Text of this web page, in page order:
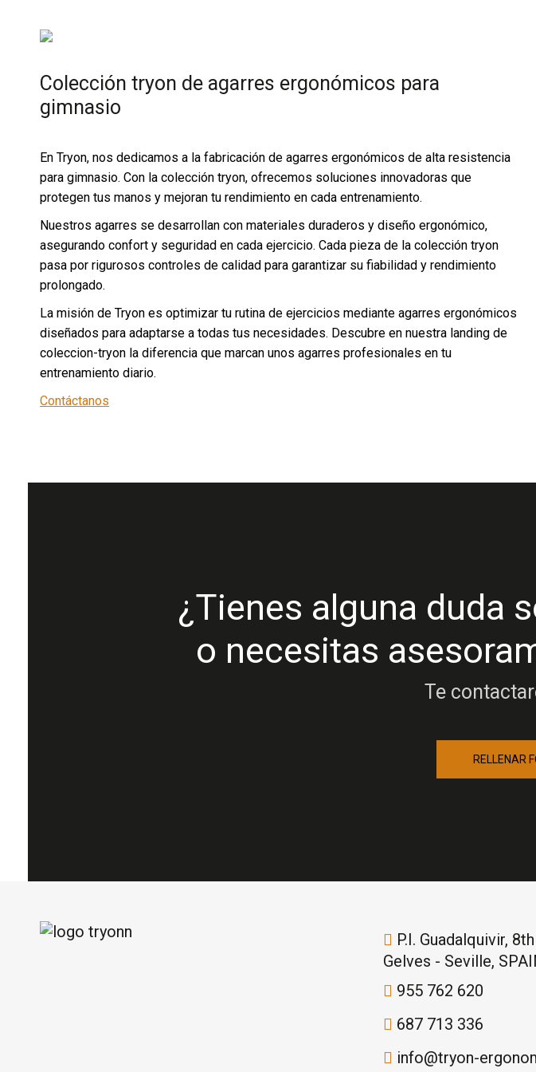
Colección tryon de agarres ergonómicos para
gimnasio
En Tryon, nos dedicamos a la fabricación de agarres ergonómicos de alta resistencia
para gimnasio. Con la colección tryon, ofrecemos soluciones innovadoras que
protegen tus manos y mejoran tu rendimiento en cada entrenamiento.
Nuestros agarres se desarrollan con materiales duraderos y diseño ergonómico,
asegurando confort y seguridad en cada ejercicio. Cada pieza de la colección tryon
pasa por rigurosos controles de calidad para garantizar su fiabilidad y rendimiento
prolongado.
La misión de Tryon es optimizar tu rutina de ejercicios mediante agarres ergonómicos
diseñados para adaptarse a todas tus necesidades. Descubre en nuestra landing de
coleccion-tryon la diferencia que marcan unos agarres profesionales en tu
entrenamiento diario.
Contáctanos
¿Tienes alguna duda
o necesitas
Te
RELLENAR
P.I. Guadalquivir,
Gelves - Seville,
955 762 620
687 713 336
info@tryon-